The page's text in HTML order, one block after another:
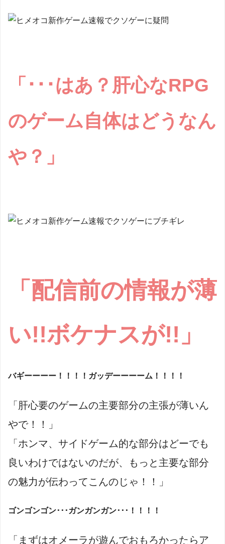
「･･･はあ？肝心なRPG
のゲーム自体はどうなん
や？」
「配信前の情報が薄
い!!ボケナスが!!」
バギーーーー！！！！ガッデーーーーム！！！！
「肝心要のゲームの主要部分の主張が薄いん
やで！！」
「ホンマ、サイドゲーム的な部分はどーでも
良いわけではないのだが、もっと主要な部分
の魅力が伝わってこんのじゃ！！」
ゴンゴンゴン･･･ガンガンガン･･･！！！！
「まずはオメーラが遊んでおもろかったらア